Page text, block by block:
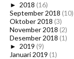
► 2018 (16)
September 2018 (10)
Oktober 2018 (3)
November 2018 (2)
Desember 2018 (1)
► 2019 (9)
Januari 2019 (1)